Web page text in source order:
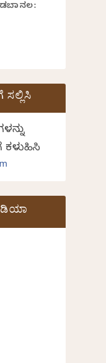
ಸಲ್ಲಿಸಿ
ಕಳುಹಿಸಿ